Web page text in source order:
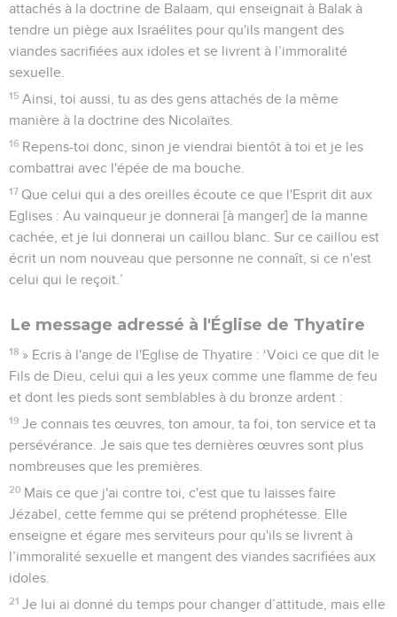
attachés à la doctrine de Balaam, qui enseignait à Balak à
tendre un piège aux Israélites pour qu'ils mangent des
viandes sacrifiées aux idoles et se livrent à l’immoralité
sexuelle.
15 Ainsi, toi aussi, tu as des gens attachés de la même
manière à la doctrine des Nicolaïtes.
16 Repens-toi donc, sinon je viendrai bientôt à toi et je les
combattrai avec l'épée de ma bouche.
17 Que celui qui a des oreilles écoute ce que l'Esprit dit aux
Eglises : Au vainqueur je donnerai [à manger] de la manne
cachée, et je lui donnerai un caillou blanc. Sur ce caillou est
écrit un nom nouveau que personne ne connaît, si ce n'est
celui qui le reçoit.’
Le message adressé à l'Église de Thyatire
18 » Ecris à l'ange de l'Eglise de Thyatire : ‘Voici ce que dit le
Fils de Dieu, celui qui a les yeux comme une flamme de feu
et dont les pieds sont semblables à du bronze ardent :
19 Je connais tes œuvres, ton amour, ta foi, ton service et ta
persévérance. Je sais que tes dernières œuvres sont plus
nombreuses que les premières.
20 Mais ce que j'ai contre toi, c'est que tu laisses faire
Jézabel, cette femme qui se prétend prophétesse. Elle
enseigne et égare mes serviteurs pour qu'ils se livrent à
l’immoralité sexuelle et mangent des viandes sacrifiées aux
idoles.
21 Je lui ai donné du temps pour changer d’attitude, mais elle